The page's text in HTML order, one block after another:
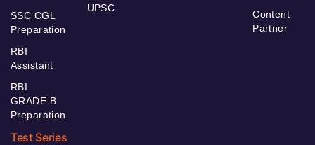
SSC CGL
Preparation
RBI
Assistant
RBI
GRADE B
Preparation
UPSC
Content
Partner
Test Series